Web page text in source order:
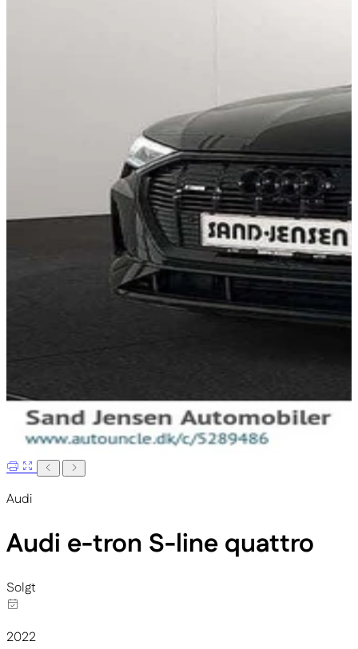
Audi
Audi e-tron S-line quattro
Solgt
2022